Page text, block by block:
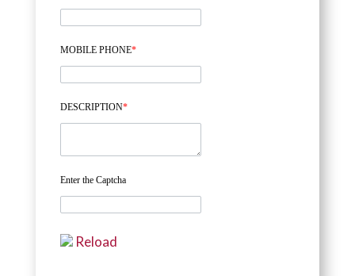
MOBILE PHONE*
DESCRIPTION*
Enter the Captcha
Reload